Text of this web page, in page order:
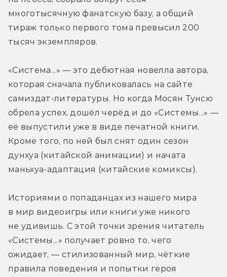
многотысячную фанатскую базу, а общий
тираж только первого тома превысил 200
тысяч экземпляров.
«Система...» — это дебютная новелла автора,
которая сначала публиковалась на сайте
самиздат-литературы. Но когда Мосян Тунсю
обрела успех, дошёл черёд и до «Системы...» —
её выпустили уже в виде печатной книги.
Кроме того, по ней был снят один сезон
дунхуа (китайской анимации) и начата
маньхуа-адаптация (китайские комиксы).
Историями о попаданцах из нашего мира
в мир видеоигры или книги уже никого
не удивишь. С этой точки зрения читатель
«Системы...» получает ровно то, чего
ожидает, — стилизованный мир, чёткие
правила поведения и попытки героя